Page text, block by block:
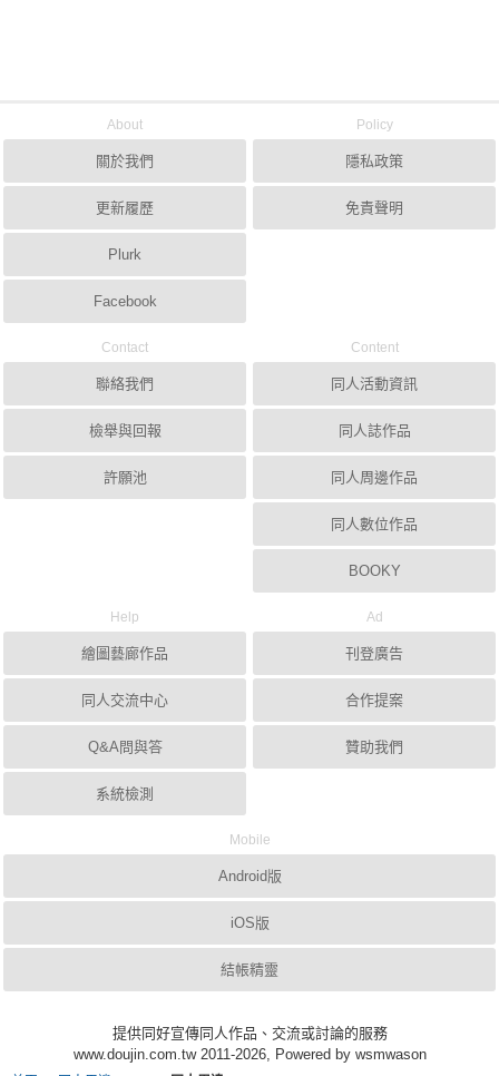
About
關於我們
更新履歷
Plurk
Facebook
Policy
隱私政策
免責聲明
Contact
聯絡我們
檢舉與回報
許願池
Content
同人活動資訊
同人誌作品
同人周邊作品
同人數位作品
BOOKY
Help
繪圖藝廊作品
同人交流中心
Q&A問與答
系統檢測
Ad
刊登廣告
合作提案
贊助我們
Mobile
Android版
iOS版
結帳精靈
提供同好宣傳同人作品、交流或討論的服務
www.doujin.com.tw 2011-2026, Powered by wsmwason